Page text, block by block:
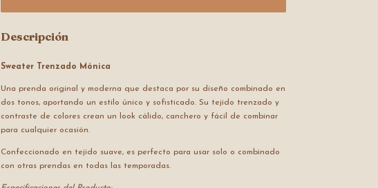
Descripción
Sweater Trenzado Mónica
Una prenda original y moderna que destaca por su diseño combinado en
dos tonos, aportando un estilo único y sofisticado. Su tejido trenzado y
contraste de colores crean un look cálido, canchero y fácil de combinar
para cualquier ocasión.
Confeccionado en tejido suave, es perfecto para usar solo o combinado
con otras prendas en todas las temporadas.